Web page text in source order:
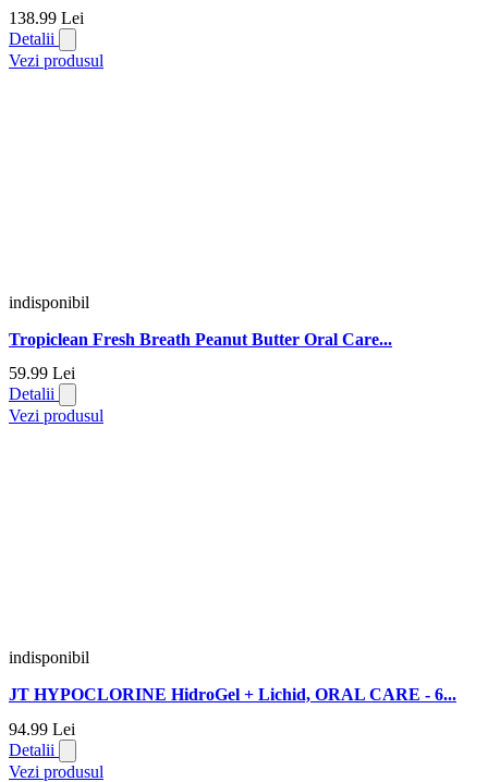
138.99 Lei
Detalii
Vezi produsul
indisponibil
Tropiclean Fresh Breath Peanut Butter Oral Care...
59.99 Lei
Detalii
Vezi produsul
indisponibil
JT HYPOCLORINE HidroGel + Lichid, ORAL CARE - 6...
94.99 Lei
Detalii
Vezi produsul